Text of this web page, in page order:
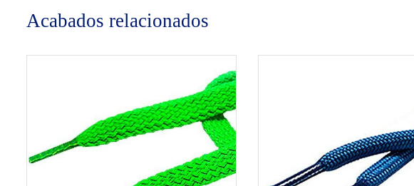
Acabados relacionados